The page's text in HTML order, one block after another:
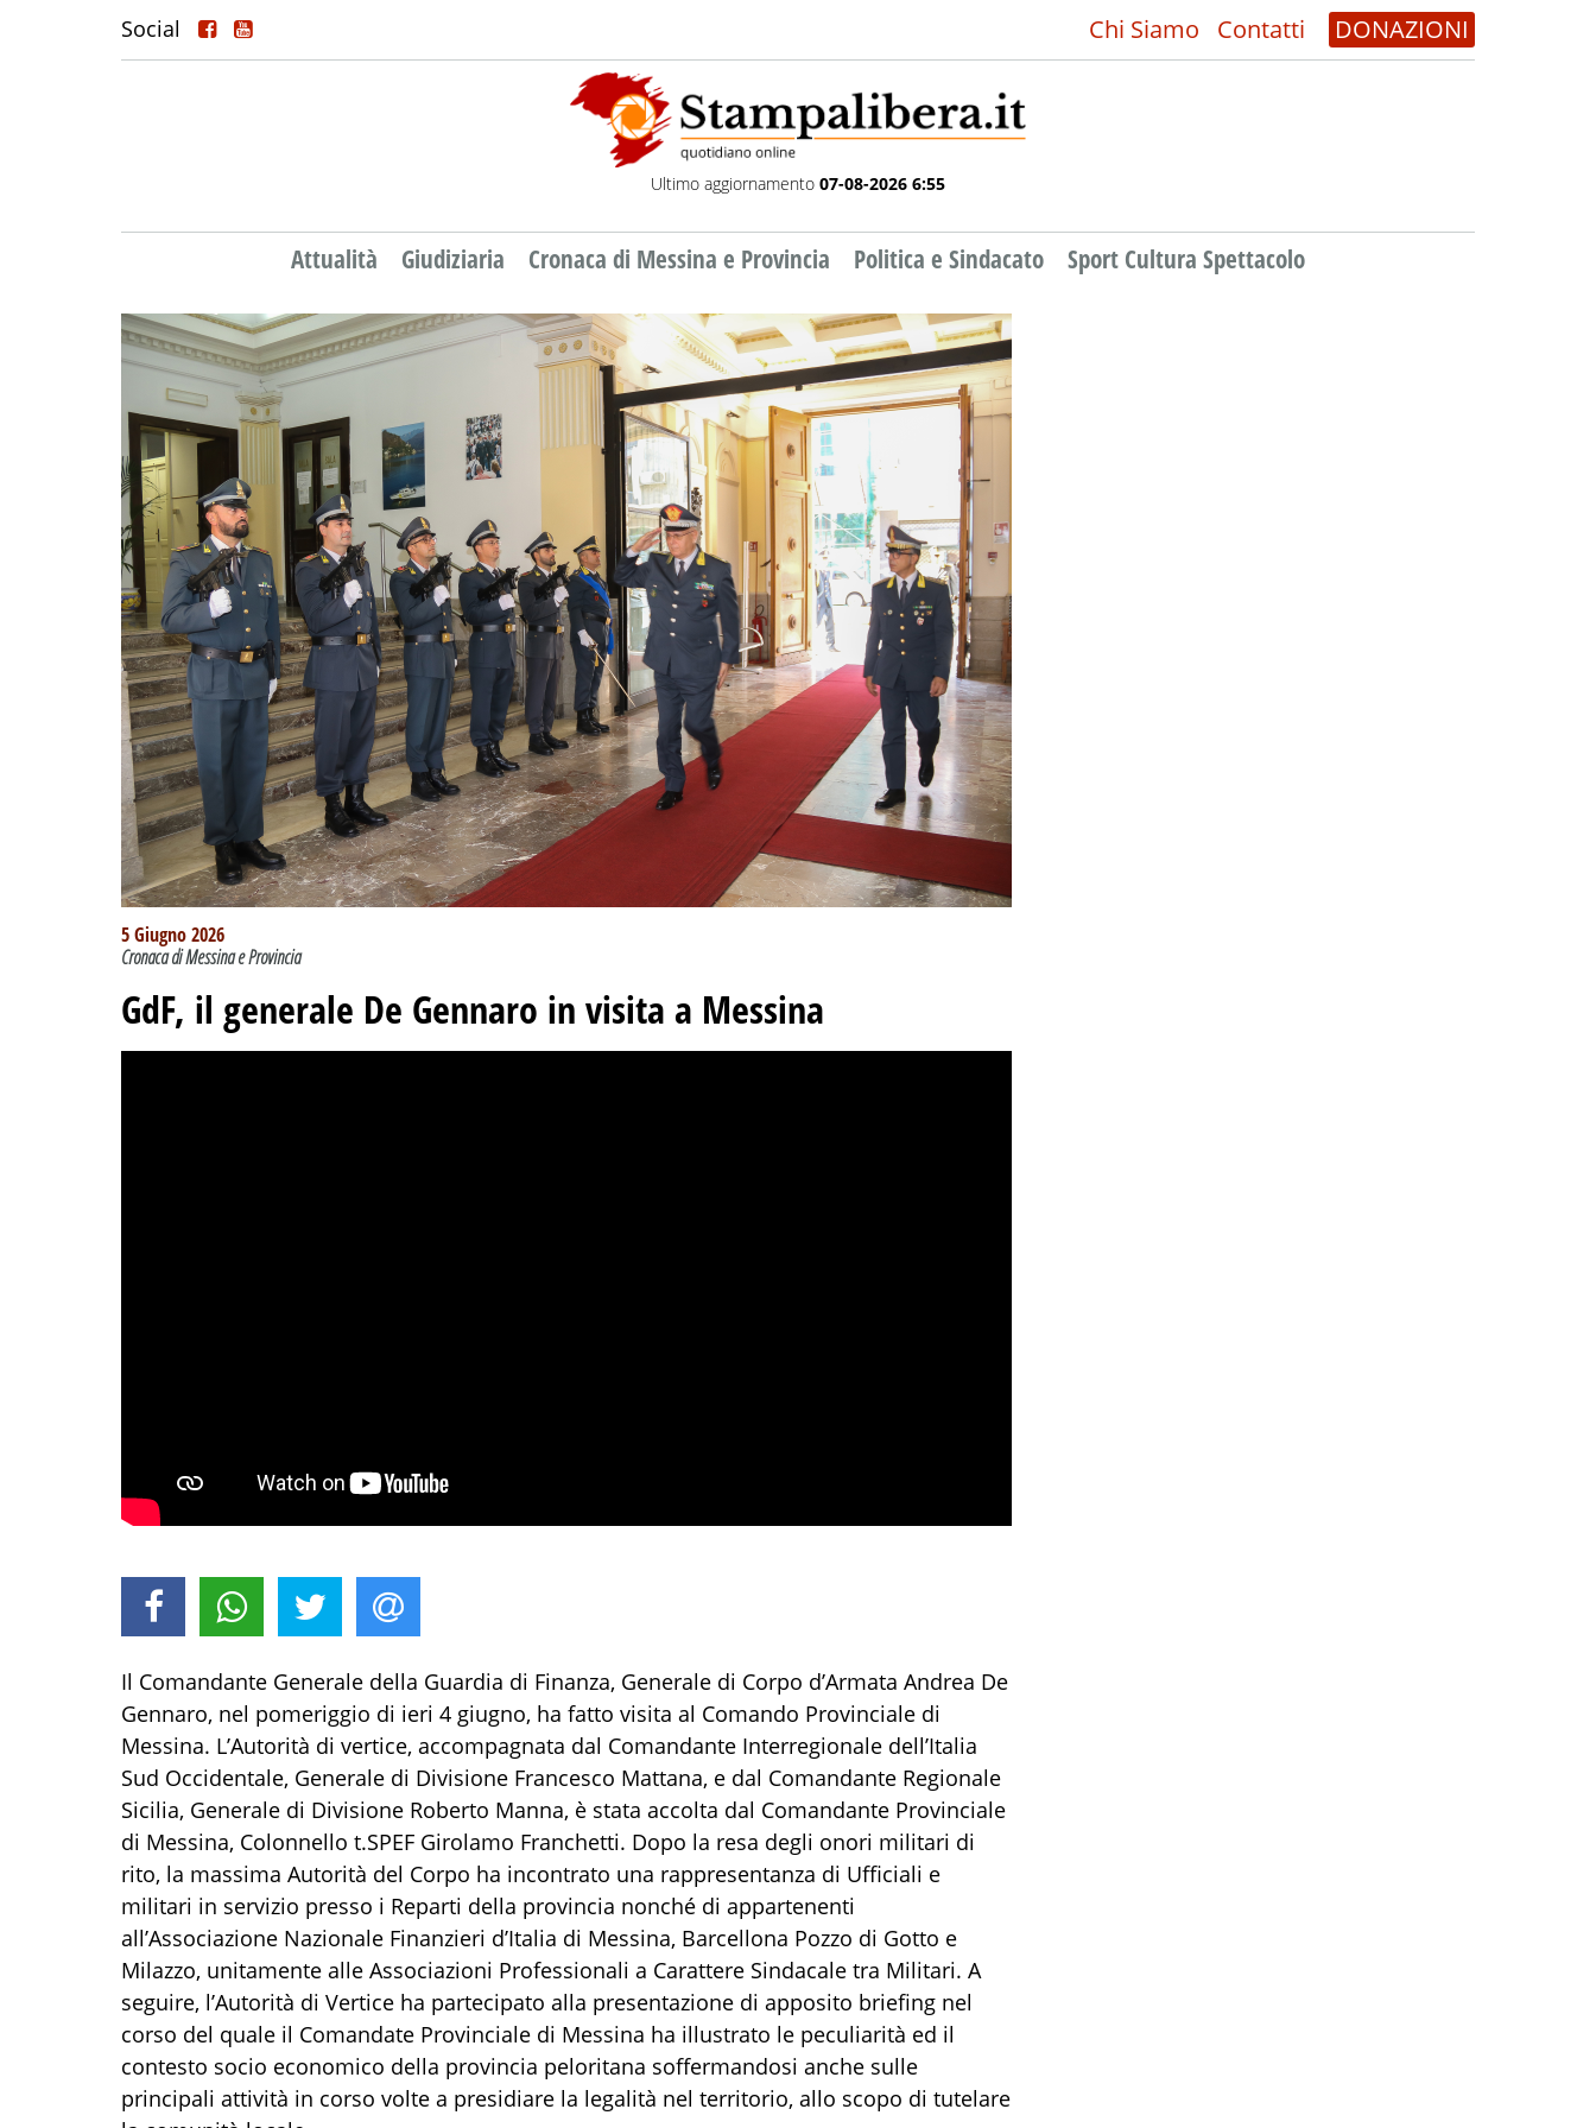
Social Chi Siamo Contatti DONAZIONI
Ultimo aggiornamento 07-08-2026 6:55
Attualità Giudiziaria Cronaca di Messina e Provincia Politica e Sindacato Sport Cultura Spettacolo
5 Giugno 2026
Cronaca di Messina e Provincia
GdF, il generale De Gennaro in visita a Messina
Il Comandante Generale della Guardia di Finanza, Generale di Corpo d’Armata Andrea De
Gennaro, nel pomeriggio di ieri 4 giugno, ha fatto visita al Comando Provinciale di
Messina. L’Autorità di vertice, accompagnata dal Comandante Interregionale dell’Italia
Sud Occidentale, Generale di Divisione Francesco Mattana, e dal Comandante Regionale
Sicilia, Generale di Divisione Roberto Manna, è stata accolta dal Comandante Provinciale
di Messina, Colonnello t.SPEF Girolamo Franchetti. Dopo la resa degli onori militari di
rito, la massima Autorità del Corpo ha incontrato una rappresentanza di Ufficiali e
militari in servizio presso i Reparti della provincia nonché di appartenenti
all’Associazione Nazionale Finanzieri d’Italia di Messina, Barcellona Pozzo di Gotto e
Milazzo, unitamente alle Associazioni Professionali a Carattere Sindacale tra Militari. A
seguire, l’Autorità di Vertice ha partecipato alla presentazione di apposito briefing nel
corso del quale il Comandate Provinciale di Messina ha illustrato le peculiarità ed il
contesto socio economico della provincia peloritana soffermandosi anche sulle
principali attività in corso volte a presidiare la legalità nel territorio, allo scopo di tutelare